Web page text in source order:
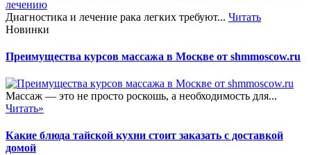
Диагностика и лечение рака легких требуют... Читать
Новинки
Преимущества курсов массажа в Москве от shmmoscow.ru
Массаж — это не просто роскошь, а необходимость для...
Читать»
Какие блюда тайской кухни стоит заказать с доставкой
домой